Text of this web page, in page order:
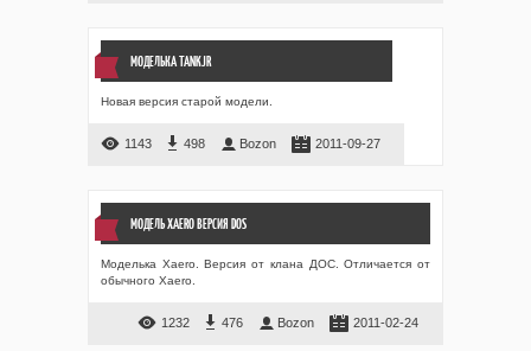
МОДЕЛЬКА TANKJR
Новая версия старой модели.
1143 498 Bozon 2011-09-27
МОДЕЛЬ XAERO ВЕРСИЯ DOS
Моделька Xaero. Версия от клана ДОС. Отличается от
обычного Xaero.
1232 476 Bozon 2011-02-24